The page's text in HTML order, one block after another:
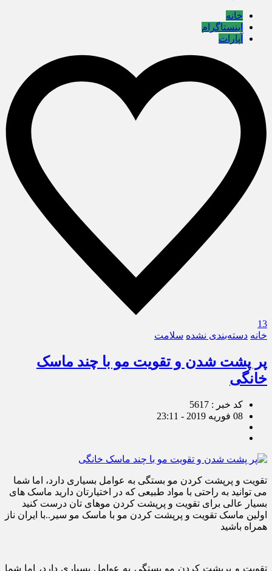
خانه
اینستاگرام
آپارات
13
خانه دسته‌بندی نشده سلامت
پر پشت شدن و تقویت مو با چند ماسک
خانگی
کد خبر : 5617
08 فوریه 2019 - 23:11
تقویت و پرپشت کردن مو بستگی به عوامل بسیاری دارد، اما شما
می توانید به راحتی با مواد طبیعی که در اختیارتان دارید ماسک های
بسیار عالی برای تقویت و پرپشت کردن موهای تان درست کنید
اولین ماسک تقویت و پرپشت کردن مو با ماسک مو سیر..با ایران ناز
همراه باشید
تقویت و پرپشت کردن مو بستگی به عوامل بسیاری دارد، اما شما